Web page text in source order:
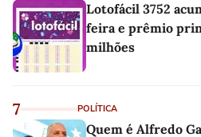
Lotofácil 3752
feira e prêmio
milhões
7 POLÍTICA
Quem é Alfredo